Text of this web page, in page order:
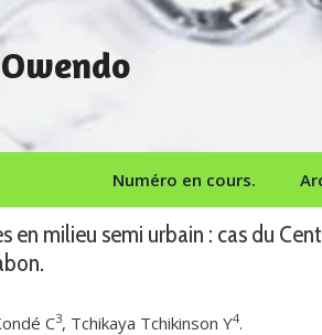
Numéro en cours.
en milieu semi urbain : cas du
C3, Tchikaya Tchikinson Y4.